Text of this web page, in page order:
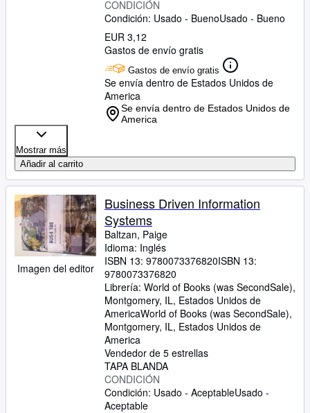
CONDICIÓN
Condición: Usado - BuenoUsado - Bueno
EUR 3,12
Gastos de envío gratis
Gastos de envío gratis
Se envía dentro de Estados Unidos de
America
Se envía dentro de Estados Unidos de
America
Mostrar más
Añadir al carrito
Imagen del editor
Business Driven Information
Systems
Baltzan, Paige
Idioma: Inglés
ISBN 13: 9780073376820ISBN 13:
9780073376820
Librería: World of Books (was SecondSale),
Montgomery, IL, Estados Unidos de
AmericaWorld of Books (was SecondSale),
Montgomery, IL, Estados Unidos de
America
Vendedor de 5 estrellas
TAPA BLANDA
CONDICIÓN
Condición: Usado - AceptableUsado -
Aceptable